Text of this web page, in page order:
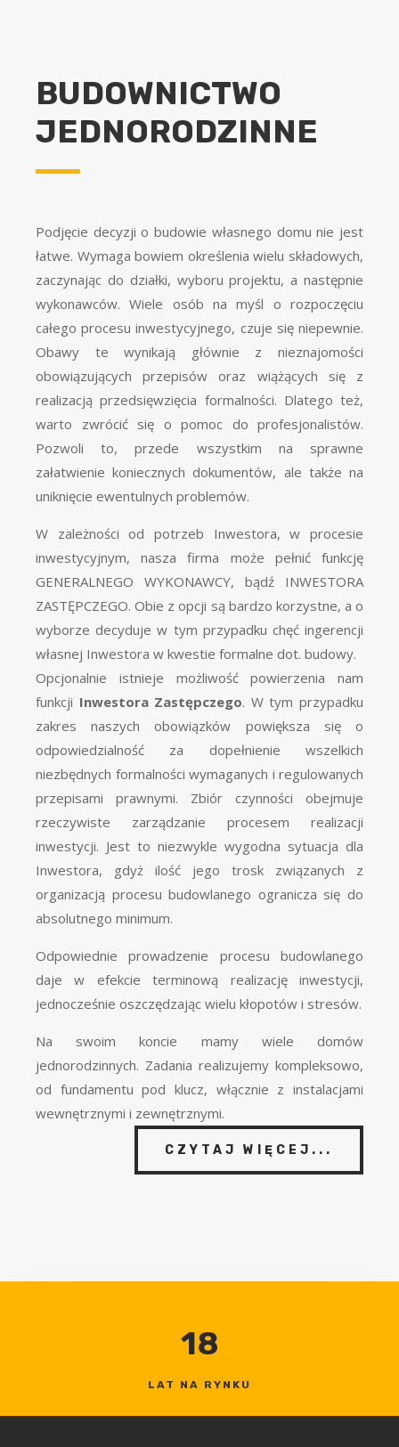
BUDOWNICTWO
JEDNORODZINNE
Podjęcie decyzji o budowie własnego domu nie jest
łatwe. Wymaga bowiem określenia wielu składowych,
zaczynając do działki, wyboru projektu, a następnie
wykonawców. Wiele osób na myśl o rozpoczęciu
całego procesu inwestycyjnego, czuje się niepewnie.
Obawy te wynikają głównie z nieznajomości
obowiązujących przepisów oraz wiążących się z
realizacją przedsięwzięcia formalności. Dlatego też,
warto zwrócić się o pomoc do profesjonalistów.
Pozwoli to, przede wszystkim na sprawne
załatwienie koniecznych dokumentów, ale także na
uniknięcie ewentulnych problemów.
W zależności od potrzeb Inwestora, w procesie
inwestycyjnym, nasza firma może pełnić funkcję
GENERALNEGO WYKONAWCY, bądź INWESTORA
ZASTĘPCZEGO. Obie z opcji są bardzo korzystne, a o
wyborze decyduje w tym przypadku chęć ingerencji
własnej Inwestora w kwestie formalne dot. budowy.
Opcjonalnie istnieje możliwość powierzenia nam
funkcji Inwestora Zastępczego. W tym przypadku
zakres naszych obowiązków powiększa się o
odpowiedzialność za dopełnienie wszelkich
niezbędnych formalności wymaganych i regulowanych
przepisami prawnymi. Zbiór czynności obejmuje
rzeczywiste zarządzanie procesem realizacji
inwestycji. Jest to niezwykle wygodna sytuacja dla
Inwestora, gdyż ilość jego trosk związanych z
organizacją procesu budowlanego ogranicza się do
absolutnego minimum.
Odpowiednie prowadzenie procesu budowlanego
daje w efekcie terminową realizację inwestycji,
jednocześnie oszczędzając wielu kłopotów i stresów.
Na swoim koncie mamy wiele domów
jednorodzinnych. Zadania realizujemy kompleksowo,
od fundamentu pod klucz, włącznie z instalacjami
wewnętrznymi i zewnętrznymi.
CZYTAJ WIĘCEJ...
18
LAT NA RYNKU